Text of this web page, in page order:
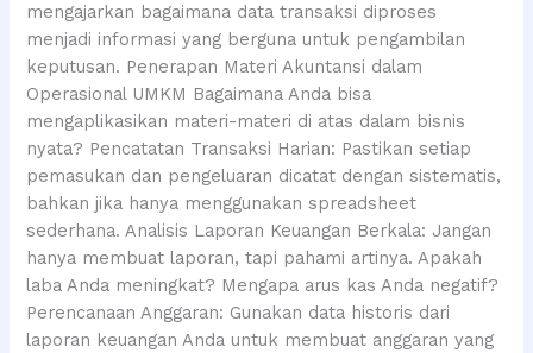
mengajarkan bagaimana data transaksi diproses
menjadi informasi yang berguna untuk pengambilan
keputusan. Penerapan Materi Akuntansi dalam
Operasional UMKM Bagaimana Anda bisa
mengaplikasikan materi-materi di atas dalam bisnis
nyata? Pencatatan Transaksi Harian: Pastikan setiap
pemasukan dan pengeluaran dicatat dengan sistematis,
bahkan jika hanya menggunakan spreadsheet
sederhana. Analisis Laporan Keuangan Berkala: Jangan
hanya membuat laporan, tapi pahami artinya. Apakah
laba Anda meningkat? Mengapa arus kas Anda negatif?
Perencanaan Anggaran: Gunakan data historis dari
laporan keuangan Anda untuk membuat anggaran yang